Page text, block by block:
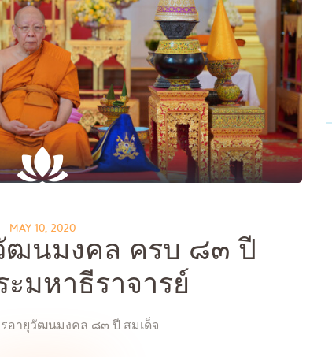
Events
News
Meditation
Galleries
MAY 10, 2020
นมงคล ครบ ๘๓ ปี
ะมหาธีราจารย์
อายุวัฒนมงคล ๘๓ ปี สมเด็จ